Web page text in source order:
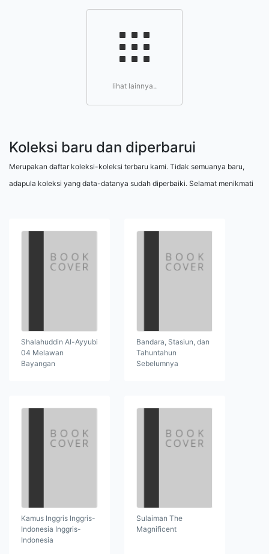
lihat lainnya..
Koleksi baru dan diperbarui
Merupakan daftar koleksi-koleksi terbaru kami. Tidak semuanya baru,
adapula koleksi yang data-datanya sudah diperbaiki. Selamat menikmati
Shalahuddin Al-Ayyubi
04 Melawan
Bayangan
Bandara, Stasiun, dan
Tahuntahun
Sebelumnya
Kamus Inggris Inggris-
Indonesia Inggris-
Indonesia
Sulaiman The
Magnificent